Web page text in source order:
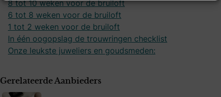
8 tot 10 weken voor de bruiloft
6 tot 8 weken voor de bruiloft
1 tot 2 weken voor de bruiloft
In één oogopslag de trouwringen checklist
Onze leukste juweliers en goudsmeden:
Gerelateerde Aanbieders